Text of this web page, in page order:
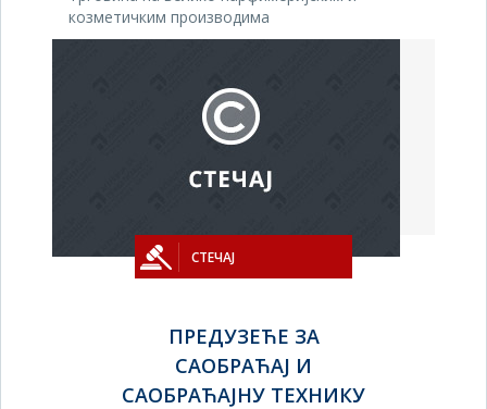
козметичким производима
СТЕЧАЈ
ПРЕДУЗЕЋЕ ЗА
САОБРАЋАЈ И
САОБРАЋАЈНУ ТЕХНИКУ